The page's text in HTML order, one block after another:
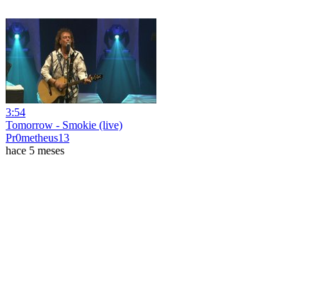
3:54
Tomorrow - Smokie (live)
Pr0metheus13
hace 5 meses